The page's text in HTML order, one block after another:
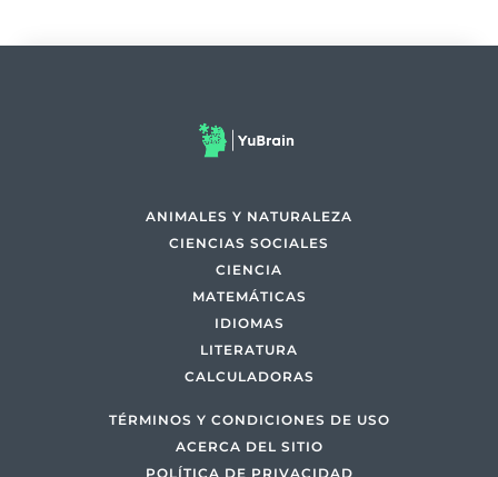
ANIMALES Y NATURALEZA
CIENCIAS SOCIALES
CIENCIA
MATEMÁTICAS
IDIOMAS
LITERATURA
CALCULADORAS
TÉRMINOS Y CONDICIONES DE USO
ACERCA DEL SITIO
POLÍTICA DE PRIVACIDAD